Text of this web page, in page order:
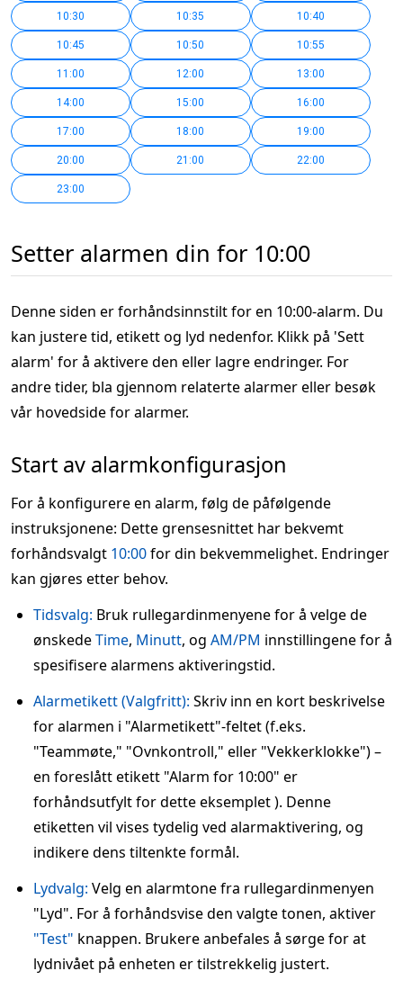
10:30 10:35 10:40
10:45 10:50 10:55
11:00 12:00 13:00
14:00 15:00 16:00
17:00 18:00 19:00
20:00 21:00 22:00
23:00
Setter alarmen din for 10:00
Denne siden er forhåndsinnstilt for en 10:00-alarm. Du
kan justere tid, etikett og lyd nedenfor. Klikk på 'Sett
alarm' for å aktivere den eller lagre endringer. For
andre tider, bla gjennom relaterte alarmer eller besøk
vår hovedside for alarmer.
Start av alarmkonfigurasjon
For å konfigurere en alarm, følg de påfølgende
instruksjonene: Dette grensesnittet har bekvemt
forhåndsvalgt 10:00for din bekvemmelighet. Endringer
kan gjøres etter behov.
Tidsvalg: Bruk rullegardinmenyene for å velge de
ønskedeTime, Minutt, og AM/PM innstillingene for å
spesifisere alarmens aktiveringstid.
Alarmetikett (Valgfritt): Skriv inn en kort beskrivelse
for alarmen i "Alarmetikett"-feltet (f.eks.
"Teammøte," "Ovnkontroll," eller "Vekkerklokke") –
en foreslått etikett "Alarm for 10:00" er
forhåndsutfylt for dette eksemplet ). Denne
etiketten vil vises tydelig ved alarmaktivering, og
indikere dens tiltenkte formål.
Lydvalg: Velg en alarmtone fra rullegardinmenyen
"Lyd". For å forhåndsvise den valgte tonen, aktiver
"Test" knappen. Brukere anbefales å sørge for at
lydnivået på enheten er tilstrekkelig justert.